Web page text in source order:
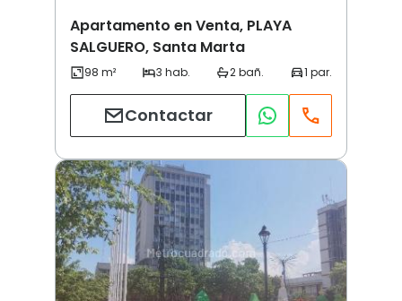
Apartamento en Venta, PLAYA
SALGUERO, Santa Marta
Contactar